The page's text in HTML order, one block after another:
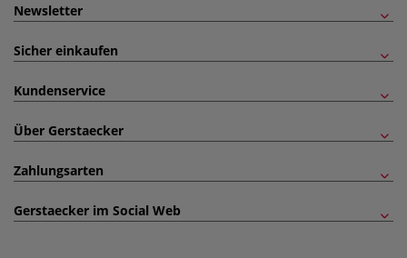
Newsletter
Sicher einkaufen
Kundenservice
Über Gerstaecker
Zahlungsarten
Gerstaecker im Social Web